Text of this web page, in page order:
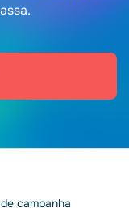
campanha